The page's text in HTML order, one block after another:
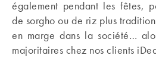
également pendant les fêtes,
de sorgho ou de riz plus
en marge dans la société…
majoritaires chez nos clients